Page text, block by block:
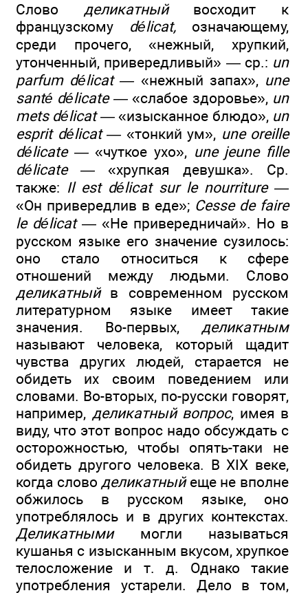
Слово деликатныйвосходит к
французскому délicat, означающему,
среди прочего, «нежный, хрупкий,
утонченный, привередливый» — ср.: un
parfum délicat — «нежный запах», une
santé délicate —«слабое здоровье», un
mets délicat —«изысканное блюдо», un
esprit délicat — «тонкий ум», une oreille
délicate —«чуткое ухо», une jeune fille
délicate — «хрупкая девушка». Ср.
также: Il est délicat sur le nourriture —
«Он привередлив в еде»; Cesse de faire
le délicat— «Не привередничай». Но в
русском языке его значение сузилось:
оно стало относиться к сфере
отношений между людьми. Слово
деликатныйв современном русском
литературном языке имеет такие
значения. Во-первых, деликатным
называют человека, который щадит
чувства других людей, старается не
обидеть их своим поведением или
словами. Во-вторых, по-русски говорят,
например, деликатный вопрос, имея в
виду, что этот вопрос надо обсуждать с
осторожностью, чтобы опять-таки не
обидеть другого человека. В XIX веке,
когда словоделикатныйеще не вполне
обжилось в русском языке, оно
употреблялось и в других контекстах.
Деликатнымимогли называться
кушанья с изысканным вкусом, хрупкое
телосложение и т. д. Однако такие
употребления устарели. Дело в том,